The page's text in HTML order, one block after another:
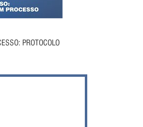
PROTOCOLO